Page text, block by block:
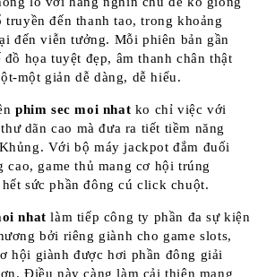
truyền đến thanh tao, trong khoảng
đến viễn tưởng. Mỗi phiên bản gần
họa tuyệt đẹp, âm thanh chân thật
một giản dễ dàng, dễ hiểu.
phim sec moi nhat ko chỉ việc với
dãn cao mà đưa ra tiết tiềm năng
Với bộ máy jackpot đắm đuối
cao, game thủ mang cơ hội trúng
sức phần đông cú click chuột.
nhat làm tiếp công ty phần đa sự kiện
bởi riêng giành cho game slots,
hội giành được hơi phần đông giải
Điều này càng làm cải thiện mang